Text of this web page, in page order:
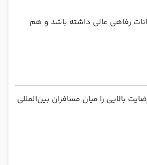
رفاهی عالی داشته باشد و هم
را میان مسافران بین‌المللی